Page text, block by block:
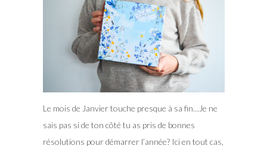
Le mois de Janvier touche presque à sa fin…Je ne
sais pas si de ton côté tu as pris de bonnes
résolutions pour démarrer l’année? Ici en tout cas,